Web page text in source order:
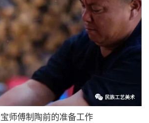
师傅制陶前的准备工作